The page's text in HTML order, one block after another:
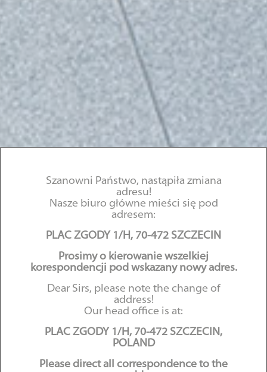
Zawilgocenie ładunku
a odpowiedzialność
przewoźnika
10.04.2015
Szanowni Państwo, nastąpiła zmiana
adresu!
Nasze biuro główne mieści się pod
adresem:
PLAC ZGODY 1/H, 70-472 SZCZECIN
Prosimy o kierowanie wszelkiej
korespondencji pod wskazany nowy adres.
Dear Sirs, please note the change of
address!
Our head office is at:
PLAC ZGODY 1/H, 70-472 SZCZECIN,
POLAND
Please direct all correspondence to the